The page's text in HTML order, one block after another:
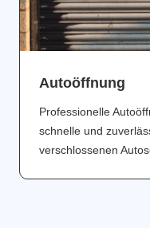
Аutoöffnung
Professionelle
schnelle und
verschlossenen